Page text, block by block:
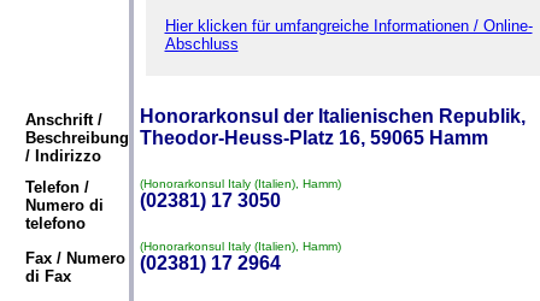
Hier klicken für umfangreiche Informationen / Online-
Abschluss
Anschrift /
Beschreibung
/ Indirizzo
Honorarkonsul der Italienischen Republik,
Theodor-Heuss-Platz 16, 59065 Hamm
Telefon /
Numero di
telefono
(Honorarkonsul Italy (Italien), Hamm)
(02381) 17 3050
Fax / Numero
di Fax
(Honorarkonsul Italy (Italien), Hamm)
(02381) 17 2964